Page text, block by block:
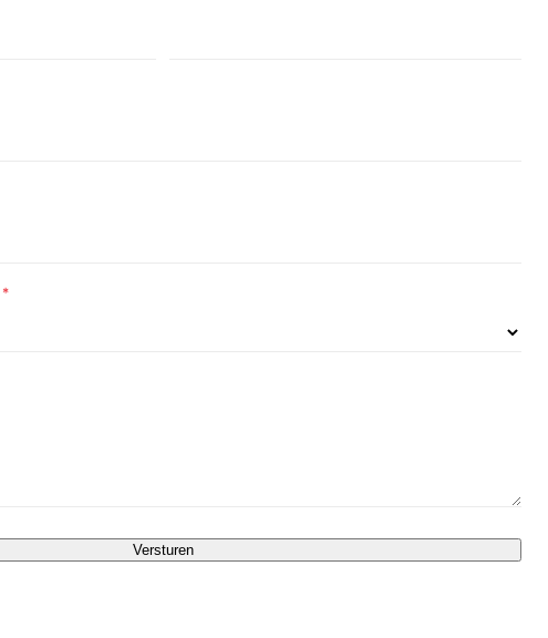
*
Versturen